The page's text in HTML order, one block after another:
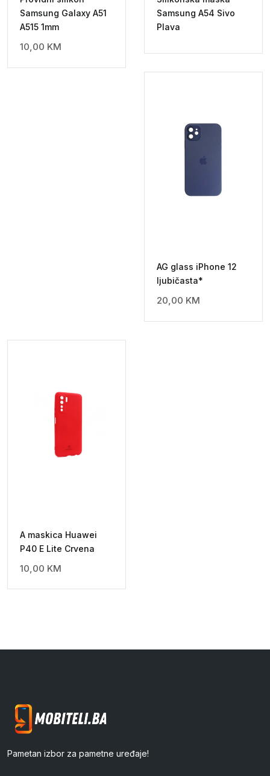
Samsung Galaxy A51
A515 1mm
10,00 KM
Samsung A54 Sivo
Plava
AG glass iPhone 12
ljubičasta*
20,00 KM
A maskica Huawei
P40 E Lite Crvena
10,00 KM
Pametan izbor za pametne uređaje!